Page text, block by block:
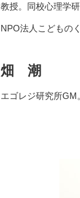
教授。同校心理学
NPO法人こどもの
畑 潮
エゴレジ研究所